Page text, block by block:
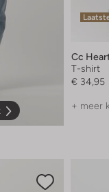
Cc
T-shirt
€ 34,95
+ meer